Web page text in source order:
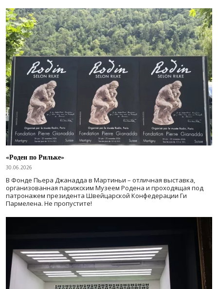
«Роден по Рильке»
30.06.2026
В Фонде Пьера Джанадда в Мартиньи – отличная выставка,
организованная парижским Музеем Родена и проходящая под
патронажем президента Швейцарской Конфедерации Ги
Пармелена. Не пропустите!